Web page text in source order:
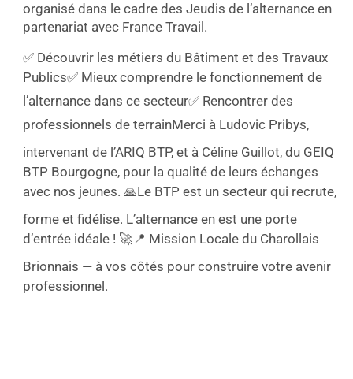
organisé dans le cadre des Jeudis de l’alternance en
partenariat avec France Travail.
✅ Découvrir les métiers du Bâtiment et des Travaux
Publics✅ Mieux comprendre le fonctionnement de
l’alternance dans ce secteur✅ Rencontrer des
professionnels de terrainMerci à Ludovic Pribys,
intervenant de l’ARIQ BTP, et à Céline Guillot, du GEIQ
BTP Bourgogne, pour la qualité de leurs échanges
avec nos jeunes. 🙏Le BTP est un secteur qui recrute,
forme et fidélise. L’alternance en est une porte
d’entrée idéale ! 🚀📍 Mission Locale du Charollais
Brionnais — à vos côtés pour construire votre avenir
professionnel.